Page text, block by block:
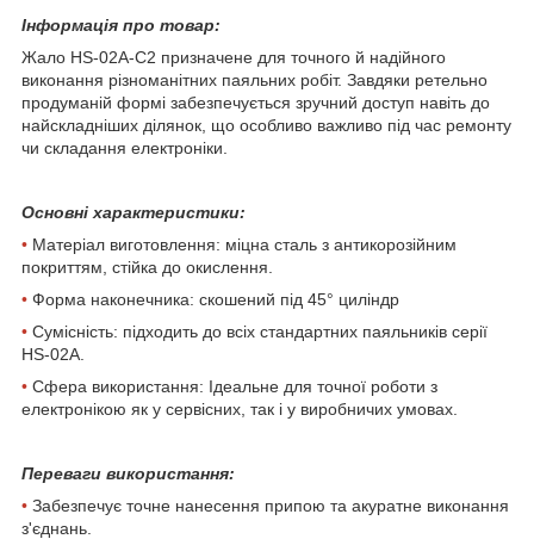
Інформація про товар:
Жало HS-02A-C2 призначене для точного й надійного
виконання різноманітних паяльних робіт. Завдяки ретельно
продуманій формі забезпечується зручний доступ навіть до
найскладніших ділянок, що особливо важливо під час ремонту
чи складання електроніки.
Основні характеристики:
• Матеріал виготовлення: міцна сталь з антикорозійним
покриттям, стійка до окислення.
• Форма наконечника: скошений під 45° циліндр
• Сумісність: підходить до всіх стандартних паяльників серії
HS-02A.
• Сфера використання: Ідеальне для точної роботи з
електронікою як у сервісних, так і у виробничих умовах.
Переваги використання:
• Забезпечує точне нанесення припою та акуратне виконання
з'єднань.